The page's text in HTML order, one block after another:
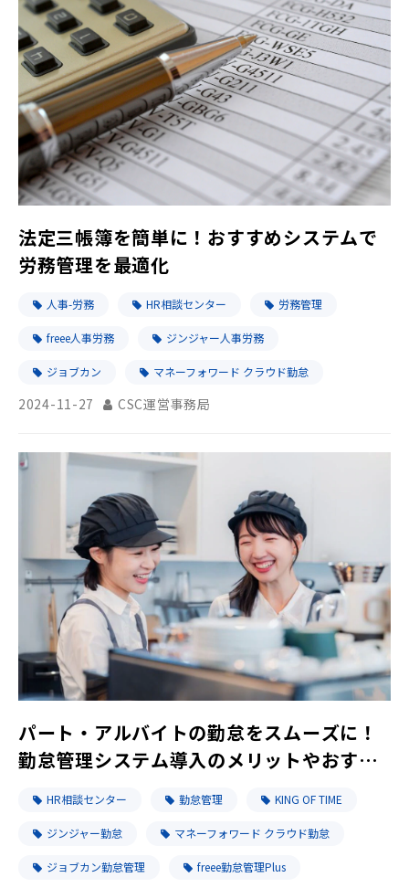
法定三帳簿を簡単に！おすすめシステムで
労務管理を最適化
人事-労務 HR相談センター 労務管理
freee人事労務 ジンジャー人事労務
ジョブカン マネーフォワード クラウド勤怠
2024-11-27 CSC運営事務局
パート・アルバイトの勤怠をスムーズに！
勤怠管理システム導入のメリットやおすす
め製品をご紹介
HR相談センター 勤怠管理 KING OF TIME
ジンジャー勤怠 マネーフォワード クラウド勤怠
ジョブカン勤怠管理 freee勤怠管理Plus